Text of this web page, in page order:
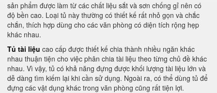
sản phẩm được làm từ các chất liệu sắt và sơn chống gỉ nên có
độ bền cao. Loại tủ này thường có thiết kế rất nhỏ gọn và chắc
chắn, thích hợp dùng cho các văn phòng có diện tích rộng hẹp
khác nhau.
Tủ tài liệu cao cấp được thiết kế chia thành nhiều ngăn khác
nhau thuận tiện cho việc phân chia tài liệu theo từng chủ đề khác
nhau. Vì vậy, tủ có khả năng đựng được khối lượng tài liệu lớn và
dễ dàng tìm kiếm lại khi cần sử dụng. Ngoài ra, có thể dùng tủ để
đựng các vật dụng khác trong văn phòng cũng rất tiện lợi.